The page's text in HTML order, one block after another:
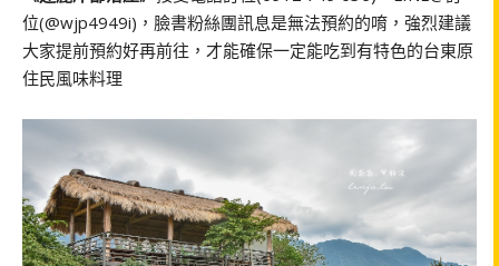
位(@wjp4949i)，臉書粉絲團訊息是無法預約的唷，強烈建議
大家提前預約好再前往，才能確保一定能吃到有特色的台東原
住民風味料理